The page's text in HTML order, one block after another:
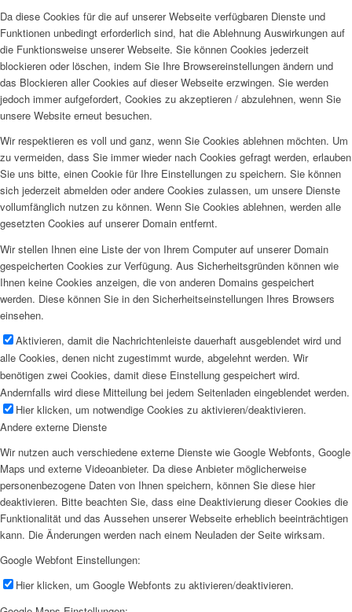
Da diese Cookies für die auf unserer Webseite verfügbaren Dienste und
Funktionen unbedingt erforderlich sind, hat die Ablehnung Auswirkungen auf
die Funktionsweise unserer Webseite. Sie können Cookies jederzeit
blockieren oder löschen, indem Sie Ihre Browsereinstellungen ändern und
das Blockieren aller Cookies auf dieser Webseite erzwingen. Sie werden
jedoch immer aufgefordert, Cookies zu akzeptieren / abzulehnen, wenn Sie
unsere Website erneut besuchen.
Wir respektieren es voll und ganz, wenn Sie Cookies ablehnen möchten. Um
zu vermeiden, dass Sie immer wieder nach Cookies gefragt werden, erlauben
Sie uns bitte, einen Cookie für Ihre Einstellungen zu speichern. Sie können
sich jederzeit abmelden oder andere Cookies zulassen, um unsere Dienste
vollumfänglich nutzen zu können. Wenn Sie Cookies ablehnen, werden alle
gesetzten Cookies auf unserer Domain entfernt.
Wir stellen Ihnen eine Liste der von Ihrem Computer auf unserer Domain
gespeicherten Cookies zur Verfügung. Aus Sicherheitsgründen können wie
Ihnen keine Cookies anzeigen, die von anderen Domains gespeichert
werden. Diese können Sie in den Sicherheitseinstellungen Ihres Browsers
einsehen.
Aktivieren, damit die Nachrichtenleiste dauerhaft ausgeblendet wird und
alle Cookies, denen nicht zugestimmt wurde, abgelehnt werden. Wir
benötigen zwei Cookies, damit diese Einstellung gespeichert wird.
Andernfalls wird diese Mitteilung bei jedem Seitenladen eingeblendet werden.
Hier klicken, um notwendige Cookies zu aktivieren/deaktivieren.
Andere externe Dienste
Wir nutzen auch verschiedene externe Dienste wie Google Webfonts, Google
Maps und externe Videoanbieter. Da diese Anbieter möglicherweise
personenbezogene Daten von Ihnen speichern, können Sie diese hier
deaktivieren. Bitte beachten Sie, dass eine Deaktivierung dieser Cookies die
Funktionalität und das Aussehen unserer Webseite erheblich beeinträchtigen
kann. Die Änderungen werden nach einem Neuladen der Seite wirksam.
Google Webfont Einstellungen:
Hier klicken, um Google Webfonts zu aktivieren/deaktivieren.